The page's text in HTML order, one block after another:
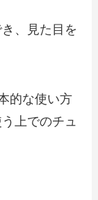
、見た目を
的な使い方
上でのチュ